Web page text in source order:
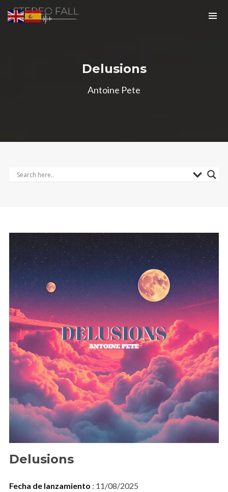
Delusions
Antoine Pete
Delusions
Fecha de lanzamiento : 11/08/2025